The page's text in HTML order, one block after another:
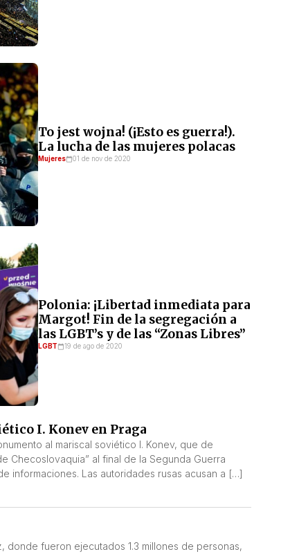
To jest wojna! (¡Esto es guerra!).
La lucha de las mujeres polacas
Mujeres 01 de nov de 2020
Polonia: ¡Libertad inmediata para
Margot! Fin de la segregación a
las LGBT’s y de las “Zonas Libres”
LGBT 19 de ago de 2020
I. Konev en Praga
al mariscal soviético I. Konev, que de
Checoslovaquia” al final de la Segunda Guerra
informaciones. Las autoridades rusas acusan a […]
donde fueron ejecutados 1.3 millones de personas,